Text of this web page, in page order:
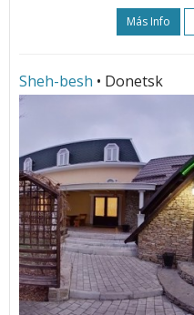
Más Info
Sheh-besh • Donetsk